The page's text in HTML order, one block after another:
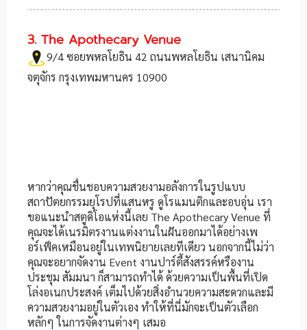
3. The Apothecary Venue
9/4 ซอยพหลโยธิน 42 ถนนพหลโยธิน เสนานิคม
จตุจักร กรุงเทพมหานคร 10900
หากว่าคุณชื่นชอบความสวยงามอลังการในรูปแบบ
สถาปัตยกรรมยุโรปที่แสนหรู ดูโรแมนติกและอบอุ่น เรา
ขอแนะนำสตูดิโอแห่งนี้เลย The Apothecary Venue ที่
คุณจะได้เนรมิตรงานแต่งงานในฝันออกมาได้อย่างเพ
อร์เฟ็คเหมือนอยู่ในเทพนิยายเลยทีเดียว นอกจากนี้ไม่ว่า
คุณจะอยากจัดงาน Event งานปาร์ตี้สังสรรค์หรืองาน
ประชุม สัมมนา ก็สามารถทำได้ ด้วยความเป็นพื้นที่เปิด
โล่งอเนกประสงค์ เต็มไปด้วยสิ่งอำนวยความสะดวกและมี
ความสวยงามอยู่ในตัวเอง ทำให้ที่นี่มักจะเป็นตัวเลือก
หลักๆ ในการจัดงานต่างๆ เสมอ